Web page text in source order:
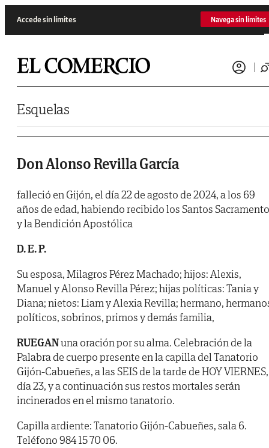
Accede sin límites Navega sin límites
Esquelas
Don Alonso Revilla García
falleció en Gijón, el día 22 de agosto de 2024, a los 69
años de edad, habiendo recibido los Santos
y la Bendición Apostólica
D. E. P.
Su esposa, Milagros Pérez Machado; hijos: Alexis,
Manuel y Alonso Revilla Pérez; hijas políticas: Tania y
Diana; nietos: Liam y Alexia Revilla; hermano,
políticos, sobrinos, primos y demás familia,
RUEGANuna oración por su alma. Celebración de la
Palabra de cuerpo presente en la capilla del Tanatorio
Gijón-Cabueñes, a las SEIS de la tarde de HOY VIERNES,
día 23, y a continuación sus restos mortales serán
incinerados en el mismo tanatorio.
Capilla ardiente: Tanatorio Gijón-Cabueñes, sala 6.
Teléfono 984 15 70 06.